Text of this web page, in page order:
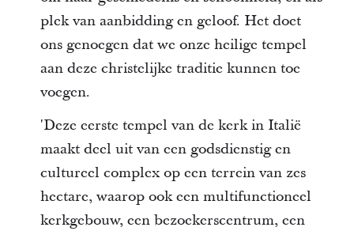
plek van aanbidding en geloof. Het doet
ons genoegen dat we onze heilige tempel
aan deze christelijke traditie kunnen toe
voegen.
'Deze eerste tempel van de kerk in Italië
maakt deel uit van een godsdienstig en
cultureel complex op een terrein van zes
hectare, waarop ook een multifunctioneel
kerkgebouw, een bezoekerscentrum, een